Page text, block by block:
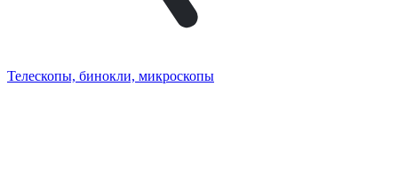
Телескопы, бинокли, микроскопы